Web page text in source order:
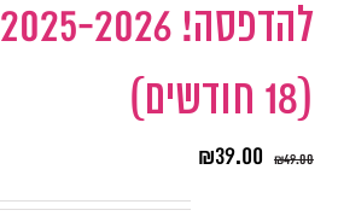
להדפסה! 2025-2026
(18 חודשים)
₪49.00
₪39.00